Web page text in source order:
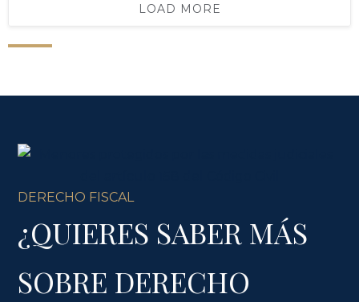
LOAD MORE
DERECHO FISCAL
¿QUIERES SABER MÁS
SOBRE DERECHO